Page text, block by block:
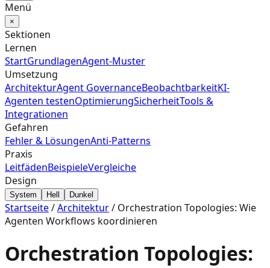
Menü
×
Sektionen
Lernen
StartGrundlagenAgent‑Muster
Umsetzung
ArchitekturAgent GovernanceBeobachtbarkeitKI-
Agenten testenOptimierungSicherheitTools &
Integrationen
Gefahren
Fehler & LösungenAnti-Patterns
Praxis
LeitfädenBeispieleVergleiche
Design
System Hell Dunkel
Startseite/Architektur/ Orchestration Topologies: Wie
Agenten Workflows koordinieren
Orchestration Topologies: